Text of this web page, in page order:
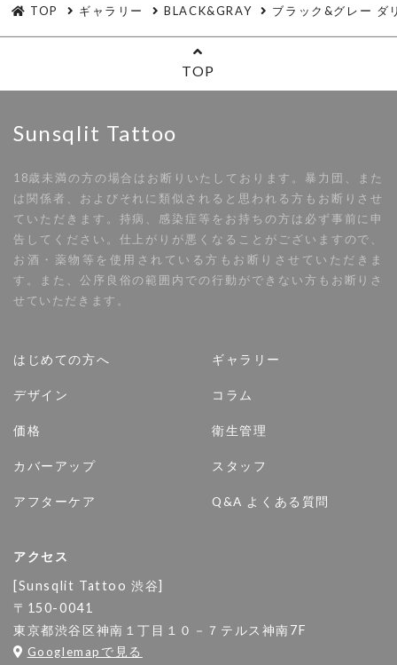
TOP ギャラリー BLACK&GRAY ブラック&グレー ダ
TOP
Sunsqlit Tattoo
18歳未満の方の場合はお断りいたしております。暴力団、また
は関係者、およびそれに類似されると思われる方もお断りさせ
ていただきます。持病、感染症等をお持ちの方は必ず事前に申
告してください。仕上がりが悪くなることがございますので、
お酒・薬物等を使用されている方もお断りさせていただきま
す。また、公序良俗の範囲内での行動ができない方もお断りさ
せていただきます。
はじめての方へ
デザイン
価格
カバーアップ
アフターケア
ギャラリー
コラム
衛生管理
スタッフ
Q&A よくある質問
アクセス
[Sunsqlit Tattoo 渋谷]
〒150-0041
東京都渋谷区神南１丁目１０－７テルス神南7F
Googlemapで見る